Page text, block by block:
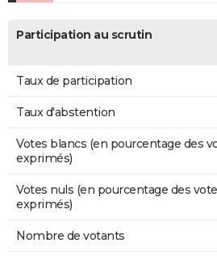
Participation au scrutin
Taux de participation
Taux d'abstention
Votes blancs (en pourcentage des
exprimés)
Votes nuls (en pourcentage des
exprimés)
Nombre de votants